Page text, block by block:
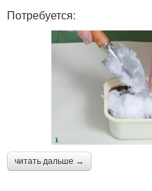
Потребуется:
читать дальше →